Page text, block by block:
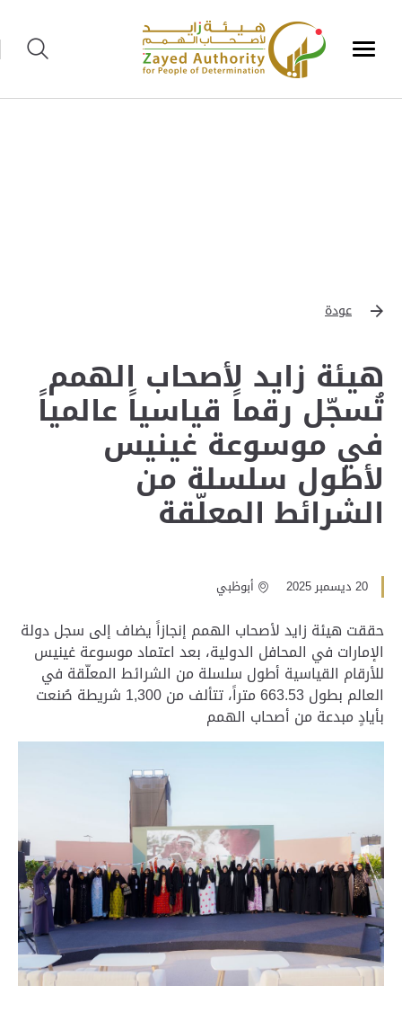
عودة
هيئة زايد لأصحاب الهمم
تُسجّل رقماً قياسياً عالمياً
في موسوعة غينيس
لأطول سلسلة من
الشرائط المعلّقة
20 ديسمبر 2025 أبوظبي
حققت هيئة زايد لأصحاب الهمم إنجازاً يضاف إلى سجل دولة
الإمارات في المحافل الدولية، بعد اعتماد موسوعة غينيس
للأرقام القياسية أطول سلسلة من الشرائط المعلّقة في
العالم بطول 663.53 متراً، تتألف من 1,300 شريطة صُنعت
بأيادٍ مبدعة من أصحاب الهمم